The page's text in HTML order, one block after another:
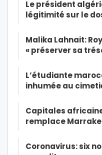
Le président
légitimité sur le
Malika Lahnait:
« préserver sa
L’étudiante
inhumée au
Capitales
remplace
Coronavirus: six